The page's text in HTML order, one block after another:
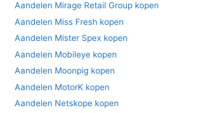
Aandelen Mirage Retail Group kopen
Aandelen Miss Fresh kopen
Aandelen Mister Spex kopen
Aandelen Mobileye kopen
Aandelen Moonpig kopen
Aandelen MotorK kopen
Aandelen Netskope kopen